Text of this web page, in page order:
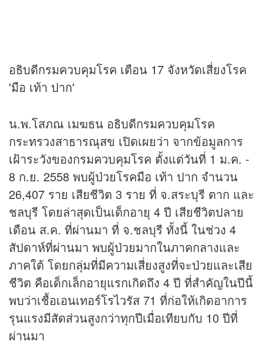
อธิบดีกรมควบคุมโรค เตือน 17 จังหวัดเสี่ยงโรค
'มือ เท้า ปาก'
น.พ.โสภณ เมฆธน อธิบดีกรมควบคุมโรค
กระทรวงสาธารณุสข เปิดเผยว่า จากข้อมูลการ
เฝ้าระวังของกรมควบคุมโรค ตั้งแต่วันที่ 1 ม.ค. -
8 ก.ย. 2558 พบผู้ป่วยโรคมือ เท้า ปาก จำนวน
26,407 ราย เสียชีวิต 3 ราย ที่ จ.สระบุรี ตาก และ
ชลบุรี โดยล่าสุดเป็นเด็กอายุ 4 ปี เสียชีวิตปลาย
เดือน ส.ค. ที่ผ่านมา ที่ จ.ชลบุรี ทั้งนี้ ในช่วง 4
สัปดาห์ที่ผ่านมา พบผู้ป่วยมากในภาคกลางและ
ภาคใต้ โดยกลุ่มที่มีความเสี่ยงสูงที่จะป่วยและเสีย
ชีวิต คือเด็กเล็กอายุแรกเกิดถึง 4 ปี ที่สำคัญในปีนี้
พบว่าเชื้อเอนเทอร์โรไวรัส 71 ที่ก่อให้เกิดอาการ
รุนแรงมีสัดส่วนสูงกว่าทุกปีเมื่อเทียบกับ 10 ปีที่
ผ่านมา